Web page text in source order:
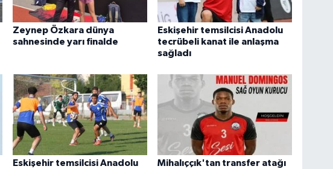
Zeynep Özkara dünya
sahnesinde yarı finalde
Eskişehir temsilcisi Anadolu
tecrübeli kanat ile anlaşma
sağladı
Eskişehir temsilcisi Anadolu
Mihalıççık'tan transfer atağı